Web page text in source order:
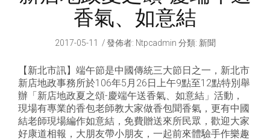
香氣、如意結
2017-05-11 發佈者: Ntpcadmin 分類: 新聞
【新北市訊】端午節是中國傳統三大節日之一，新北市
新店地政事務所於106年5月26日上午9點至12點特別舉
辦「新店地政夏之頌-慶端午送香氣、如意結」活動，
現場有專業的香包老師教大家做香包聞香氣，更有中國
結老師現場編作如意結，免費贈送來所民眾，歡迎大家
好康道相報，大朋友帶小朋友，一起前來體驗手作樂趣